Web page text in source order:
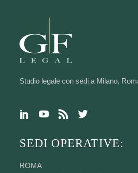
Studio legale con sedi a Milano,
SEDI OPERATIVE:
ROMA